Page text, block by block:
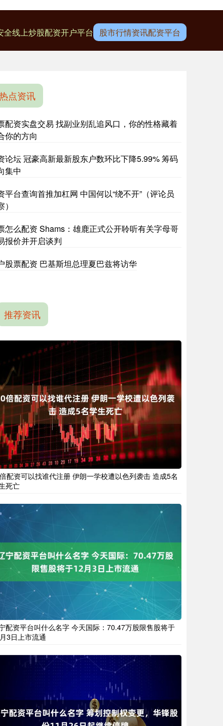
全线上炒股配资开户平台 股市行情资讯配资平台
点资讯
配资实盘交易 找副业别乱追风口，你的性格藏着
你的方向
论坛 冠豪高新最新股东户数环比下降5.99% 筹码
集中
平台查询首推加杠网 中国何以“绕不开”（评论员
怎么配资 Shams：雄鹿正式公开聆听有关字母哥
报价并开启谈判
股票配资 巴基斯坦总理夏巴兹将访华
推荐资讯
配资可以找谁代注册 伊朗一学校遭以色列袭击 造成5名
死亡
配资平台叫什么名字 今天国际：70.47万股限售股将于
3日上市流通